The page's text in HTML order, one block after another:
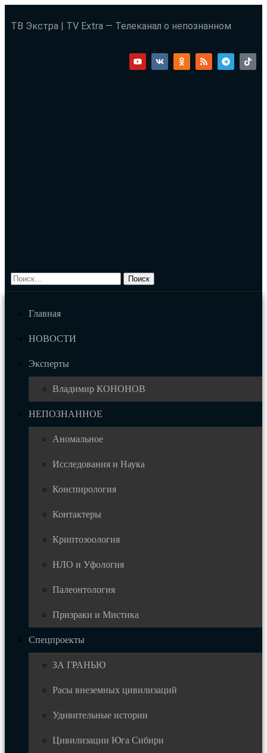
ТВ Экстра | TV Extra — Телеканал о непознанном
Главная
НОВОСТИ
Эксперты
Владимир КОНОНОВ
НЕПОЗНАННОЕ
Аномальное
Исследования и Наука
Конспирология
Контактеры
Криптозоология
НЛО и Уфология
Палеонтология
Призраки и Мистика
Спецпроекты
ЗА ГРАНЬЮ
Расы внеземных цивилизаций
Удивительные истории
Цивилизации Юга Сибири